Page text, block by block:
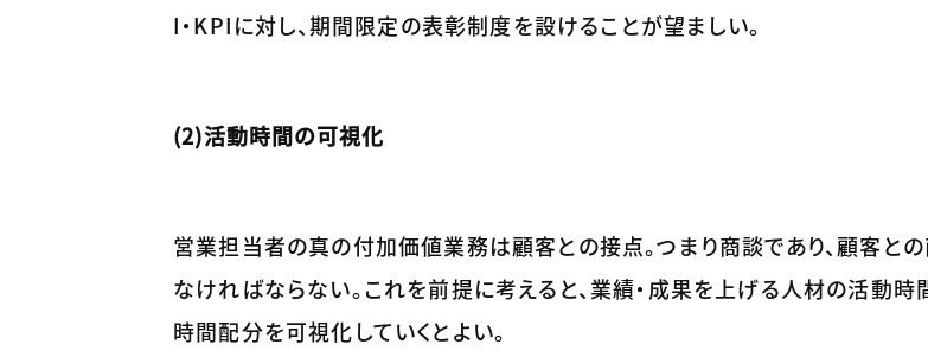
I・KPIに対し、期間限定の表彰制度を設けることが望ましい。
(2)活動時間の可視化
営業担当者の真の付加価値業務は顧客との接点。つまり商談であり、顧客と
なければならない。これを前提に考えると、業績・成果を上げる人材の活動時
時間配分を可視化していくとよい。